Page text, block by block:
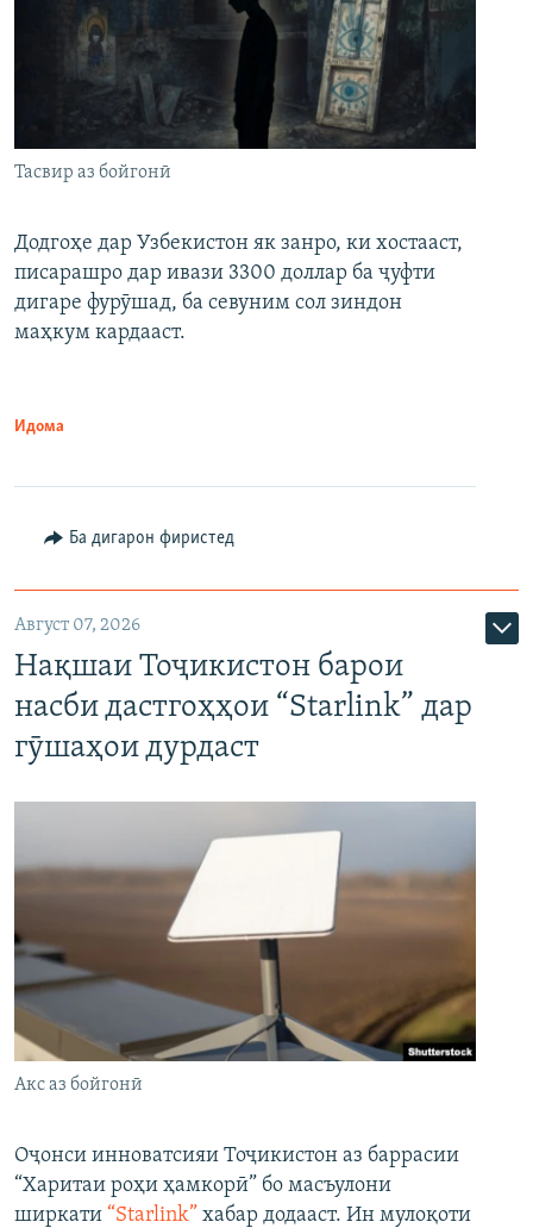
Тасвир аз бойгонӣ
Додгоҳе дар Узбекистон як занро, ки хостааст,
писарашро дар ивази 3300 доллар ба ҷуфти
дигаре фурӯшад, ба севуним сол зиндон
маҳкум кардааст.
Идома
Ба дигарон фиристед
Август 07, 2026
Нақшаи Тоҷикистон барои
насби дастгоҳҳои “Starlink” дар
гӯшаҳои дурдаст
Акс аз бойгонӣ
Оҷонси инноватсияи Тоҷикистон аз баррасии
“Харитаи роҳи ҳамкорӣ” бо масъулони
ширкати “Starlink” хабар додааст. Ин мулоқоти